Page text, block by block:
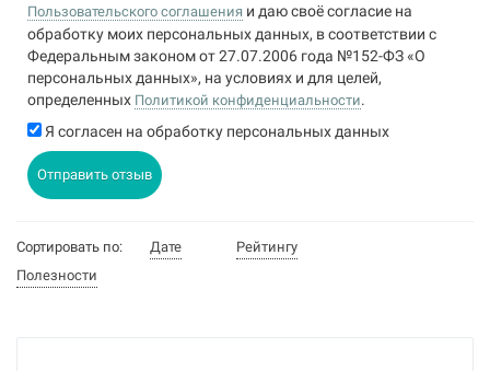
Пользовательского соглашения и даю своё согласие на
обработку моих персональных данных, в соответствии с
Федеральным законом от 27.07.2006 года №152-ФЗ «О
персональных данных», на условиях и для целей,
определенных Политикой конфиденциальности.
Я согласен на обработку персональных данных
Отправить отзыв
Сортировать по: Дате
Рейтингу
Полезности